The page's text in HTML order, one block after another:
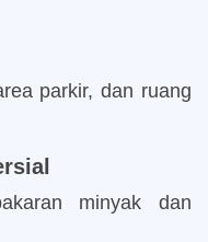
parkir, dan ruang
minyak dan